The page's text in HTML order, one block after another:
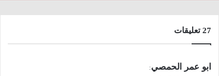
‫27 تعليقات
يابو عمر الحمصي: